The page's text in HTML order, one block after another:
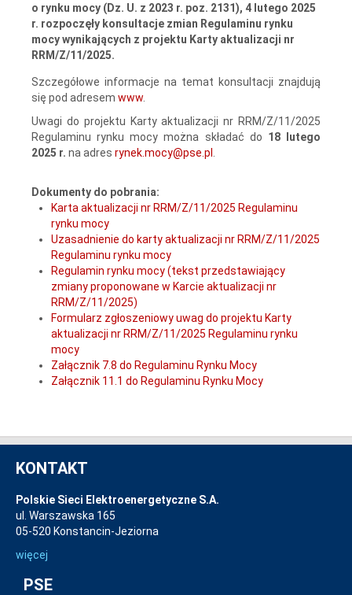
o rynku mocy (Dz. U. z 2023 r. poz. 2131), 4 lutego 2025
r. rozpoczęły konsultacje zmian Regulaminu rynku
mocy wynikających z projektu Karty aktualizacji nr
RRM/Z/11/2025.
Szczegółowe informacje na temat konsultacji znajdują
się pod adresem www
Uwagi do projektu Karty aktualizacji nr RRM/Z/11/2025
Regulaminu rynku mocy można składać do 18 lutego
2025 r. na adres rynek.mocy@pse.pl
Dokumenty do pobrania:
Karta aktualizacji nr RRM/Z/11/2025 Regulaminu
rynku mocy
Uzasadnienie do karty aktualizacji nr RRM/Z/11/2025
Regulaminu rynku mocy
Regulamin rynku mocy (tekst przedstawiający
zmiany proponowane w Karcie aktualizacji nr
RRM/Z/11/2025)
Formularz zgłoszeniowy uwag do projektu Karty
aktualizacji nr RRM/Z/11/2025 Regulaminu rynku
mocy
Załącznik 7.8 do Regulaminu Rynku Mocy
Załącznik 11.1 do Regulaminu Rynku Mocy
KONTAKT
Polskie Sieci Elektroenergetyczne S.A.
ul. Warszawska 165
05-520 Konstancin-Jeziorna
więcej
PSE